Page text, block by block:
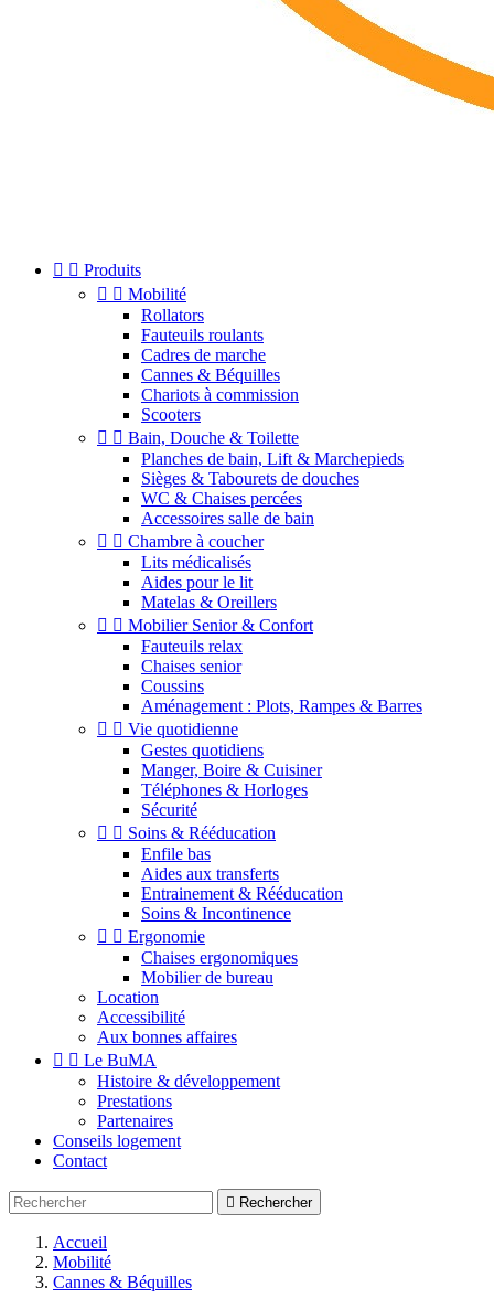
  Produits
  Mobilité
Rollators
Fauteuils roulants
Cadres de marche
Cannes & Béquilles
Chariots à commission
Scooters
  Bain, Douche & Toilette
Planches de bain, Lift & Marchepieds
Sièges & Tabourets de douches
WC & Chaises percées
Accessoires salle de bain
  Chambre à coucher
Lits médicalisés
Aides pour le lit
Matelas & Oreillers
  Mobilier Senior & Confort
Fauteuils relax
Chaises senior
Coussins
Aménagement : Plots, Rampes & Barres
  Vie quotidienne
Gestes quotidiens
Manger, Boire & Cuisiner
Téléphones & Horloges
Sécurité
  Soins & Rééducation
Enfile bas
Aides aux transferts
Entrainement & Rééducation
Soins & Incontinence
  Ergonomie
Chaises ergonomiques
Mobilier de bureau
Location
Accessibilité
Aux bonnes affaires
  Le BuMA
Histoire & développement
Prestations
Partenaires
Conseils logement
Contact
 Rechercher
Accueil
Mobilité
Cannes & Béquilles